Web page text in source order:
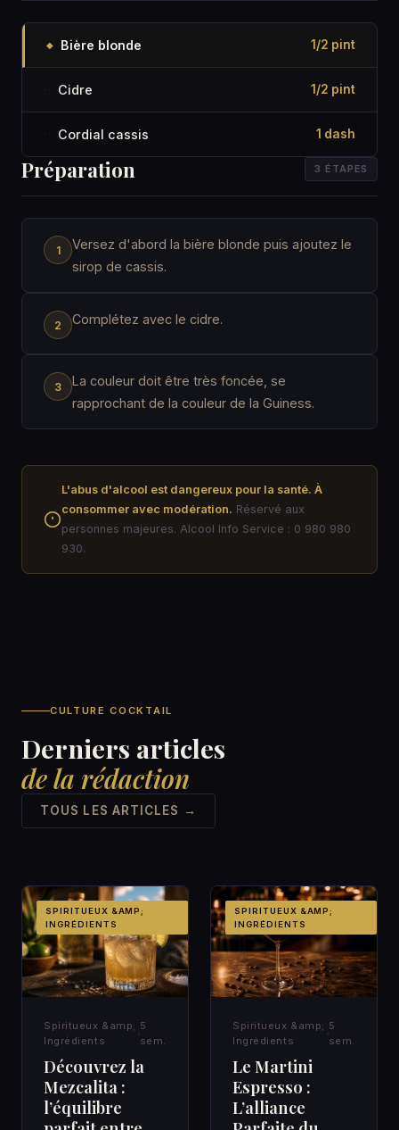
◆ Bière blonde 1/2 pint
· Cidre 1/2 pint
· Cordial cassis 1 dash
Préparation 3 ÉTAPES
Versez d'abord la bière blonde puis ajoutez le
sirop de cassis.
Complétez avec le cidre.
La couleur doit être très foncée, se
rapprochant de la couleur de la Guiness.
L'abus d'alcool est dangereux pour la santé. À
consommer avec modération. Réservé aux
personnes majeures. Alcool Info Service : 0 980 980
930.
CULTURE COCKTAIL
Derniers articles
de la rédaction
TOUS LES ARTICLES →
SPIRITUEUX &AMP;
INGRÉDIENTS
Spiritueux &amp;
Ingrédients
5
sem.
Découvrez la
Mezcalita :
l’équilibre
SPIRITUEUX &AMP;
INGRÉDIENTS
Spiritueux &amp;
Ingrédients
5
sem.
Le Martini
Espresso :
L’alliance